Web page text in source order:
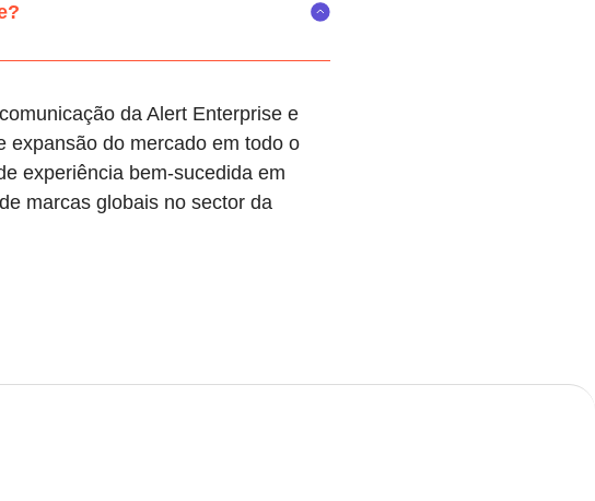
da Alert Enterprise e
expansão do mercado em todo o
experiência bem-sucedida em
marcas globais no sector da